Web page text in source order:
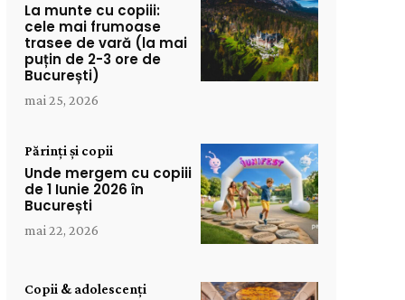
La munte cu copiii:
cele mai frumoase
trasee de vară (la mai
puțin de 2-3 ore de
București)
mai 25, 2026
Părinți și copii
Unde mergem cu copiii
de 1 Iunie 2026 în
București
mai 22, 2026
Copii & adolescenți